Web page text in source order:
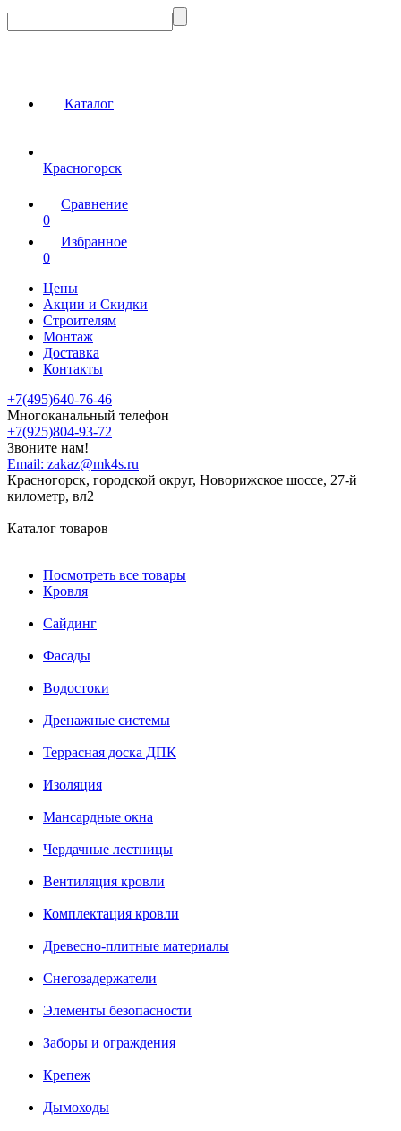
Каталог
Красногорск
Сравнение
0
Избранное
0
Цены
Акции и Скидки
Строителям
Монтаж
Доставка
Контакты
+7(495)640-76-46
Многоканальный телефон
+7(925)804-93-72
Звоните нам!
Email: zakaz@mk4s.ru
Красногорск, городской округ, Новорижское шоссе, 27-й
километр, вл2
Каталог товаров
Посмотреть все товары
Кровля
Сайдинг
Фасады
Водостоки
Дренажные системы
Террасная доска ДПК
Изоляция
Мансардные окна
Чердачные лестницы
Вентиляция кровли
Комплектация кровли
Древесно-плитные материалы
Снегозадержатели
Элементы безопасности
Заборы и ограждения
Крепеж
Дымоходы